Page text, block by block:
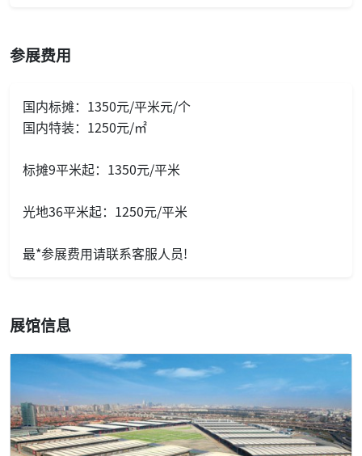
参展费用
国内标摊：1350元/平米元/个
国内特装：1250元/㎡
标摊9平米起：1350元/平米
光地36平米起：1250元/平米
最*参展费用请联系客服人员!
展馆信息